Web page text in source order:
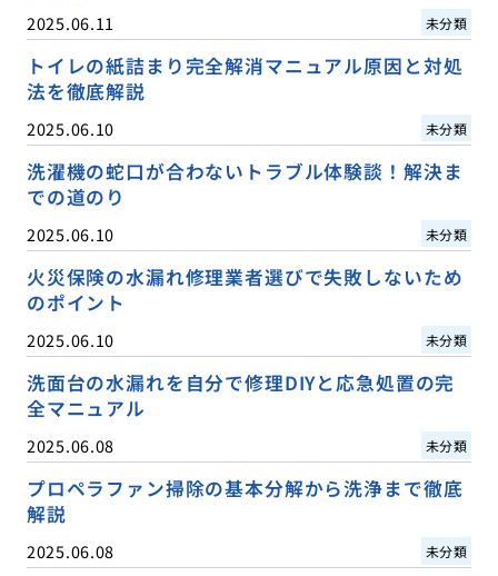
2025.06.11 未分類
トイレの紙詰まり完全解消マニュアル原因と対処
法を徹底解説
2025.06.10 未分類
洗濯機の蛇口が合わないトラブル体験談！解決ま
での道のり
2025.06.10 未分類
火災保険の水漏れ修理業者選びで失敗しないため
のポイント
2025.06.10 未分類
洗面台の水漏れを自分で修理DIYと応急処置の完
全マニュアル
2025.06.08 未分類
プロペラファン掃除の基本分解から洗浄まで徹底
解説
2025.06.08 未分類